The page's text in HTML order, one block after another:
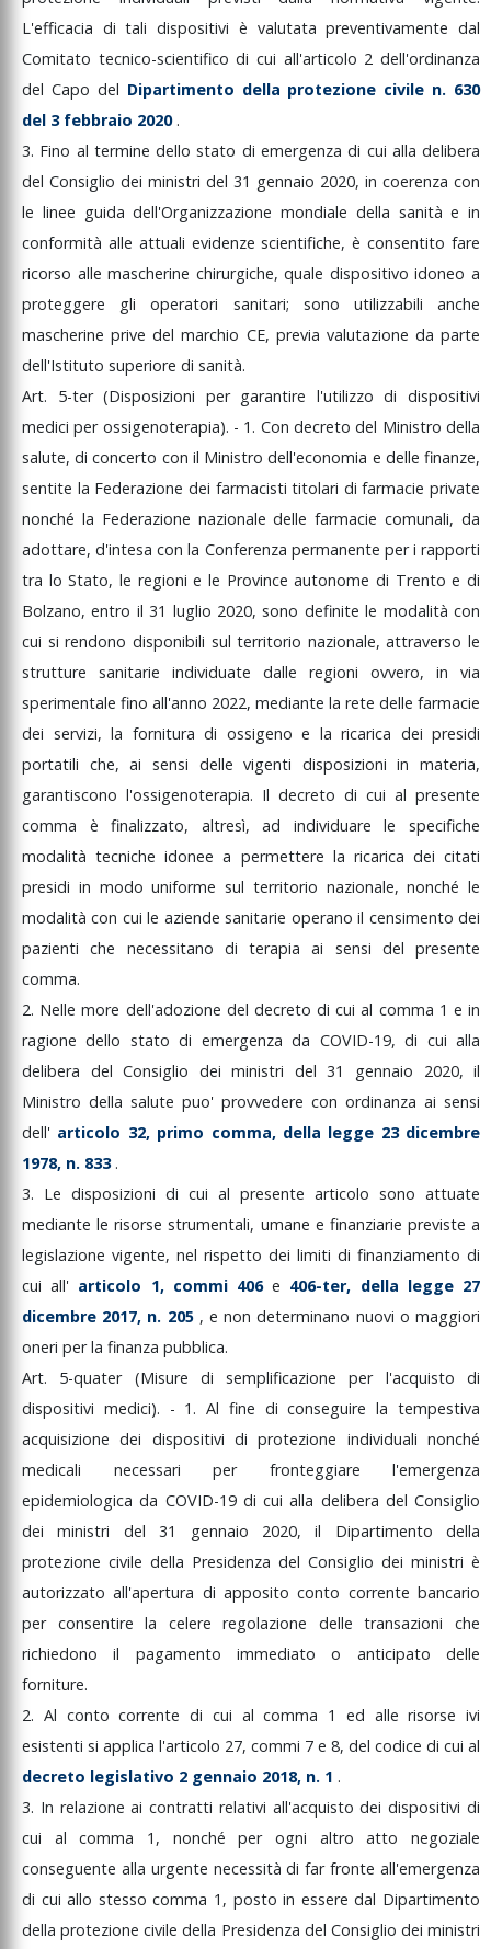
L'efficacia ditalidispositivi è valutatapreventivamentedal
Comitato tecnico-scientificodicui all'articolo 2dell'ordinanza
del Capo del Dipartimento della protezione civile n. 630
del 3 febbraio 2020 .
3. Fino al terminedellostato di emergenzadi cui alladelibera
del Consiglio dei ministri del 31 gennaio 2020, in coerenza con
le linee guidadell'Organizzazione mondiale della sanitàe in
conformità alle attuali evidenzescientifiche,èconsentitofare
ricorso allemascherine chirurgiche,quale dispositivoidoneoa
proteggere glioperatori sanitari; sono utilizzabilianche
mascherineprivedelmarchio CE, previa valutazione da parte
dell'Istituto superiore di sanità.
Art. 5-ter(Disposizioni per garantire l'utilizzodidispositivi
mediciper ossigenoterapia). - 1. Condecretodel Ministrodella
salute,diconcerto con il Ministrodell'economia e dellefinanze,
sentite la Federazione dei farmacistititolari difarmacie private
nonché la Federazione nazionaledellefarmaciecomunali,da
adottare,d'intesaconla Conferenza permanente peri rapporti
tra loStato,le regioniele Provinceautonomedi Trentoedi
Bolzano,entro il31 luglio 2020,sono definitele modalitàcon
cui sirendono disponibili sulterritorio nazionale,attraverso le
strutture sanitarie individuate dalle regioni ovvero, in via
sperimentale fino all'anno 2022, mediante la rete delle farmacie
dei servizi, la fornitura di ossigeno e la ricarica dei presidi
portatili che,ai sensi dellevigenti disposizioniin materia,
garantiscono l'ossigenoterapia. Il decreto di cui al presente
comma èfinalizzato, altresì,ad individuarelespecifiche
modalitàtecnicheidoneea permettere la ricarica dei citati
presidi in modouniforme sul territorio nazionale,nonché le
modalitàcon cuile aziendesanitarie operanoil censimentodei
pazientiche necessitano di terapiaai sensi del presente
comma.
2. Nellemore dell'adozione del decretodicuial comma 1 ein
ragionedello statodi emergenzada COVID-19,di cuialla
delibera delConsiglio deiministri del31 gennaio 2020,il
Ministro della salute puo' provvedere con ordinanza ai sensi
dell' articolo 32, primo comma, della legge 23 dicembre
1978, n. 833 .
3. Le disposizioni di cui al presente articolo sono attuate
mediantelerisorsestrumentali, umane e finanziarie previste a
legislazione vigente, nel rispetto dei limiti di finanziamento di
cuiall' articolo 1, commi 406e 406-ter, della legge 27
dicembre 2017, n. 205 ,enondeterminano nuovi omaggiori
oneri perla finanza pubblica.
Art. 5-quater (Misure disemplificazioneper l'acquistodi
dispositivi medici). - 1.Al fine diconseguirelatempestiva
acquisizionedei dispositividiprotezione individualinonché
medicali necessari per fronteggiare l'emergenza
epidemiologicada COVID-19 di cuialla delibera del Consiglio
deiministri del31 gennaio 2020,il Dipartimento della
protezione civile della Presidenza del Consiglio dei ministri è
autorizzatoall'apertura diappositoconto correntebancario
per consentirela celereregolazione delletransazioniche
richiedonoil pagamentoimmediatoo anticipatodelle
forniture.
2. Al contocorrente di cui alcomma 1 ed allerisorse ivi
esistenti si applica l'articolo 27, commi 7 e 8, del codice di cui al
decreto legislativo 2 gennaio 2018, n. 1 .
3. In relazioneaicontratti relativi all'acquistodeidispositividi
cui alcomma 1, nonchéperogni altroattonegoziale
conseguente alla urgente necessitàdifarfronteall'emergenza
di cuiallo stessocomma 1, postoin esseredal Dipartimento
dellaprotezioneciviledella Presidenza del Consiglio dei ministri